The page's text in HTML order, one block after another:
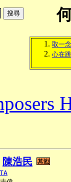
取一念
心在跳
陳浩民